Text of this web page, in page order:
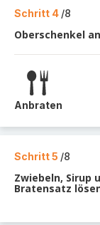
Schritt 4 /8
Oberschenkel
Anbraten
Schritt 5 /8
Zwiebeln, Sirup
Bratensatz